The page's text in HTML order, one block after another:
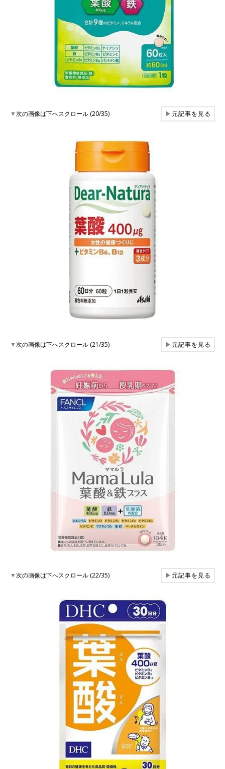
▼次の画像は下へスクロール (20/35) ▶元記事を見る
▼次の画像は下へスクロール (21/35) ▶元記事を見る
▼次の画像は下へスクロール (22/35) ▶元記事を見る